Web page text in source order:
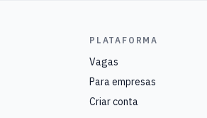
PLATAFORMA
Vagas
Para empresas
Criar conta